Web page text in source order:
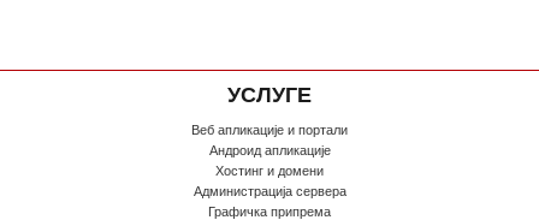
УСЛУГЕ
Веб апликације и портали
Андроид апликације
Хостинг и домени
Администрација сервера
Графичка припрема